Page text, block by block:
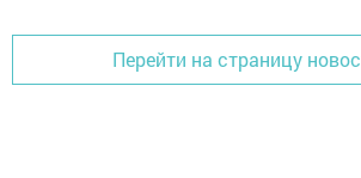
Перейти на страницу